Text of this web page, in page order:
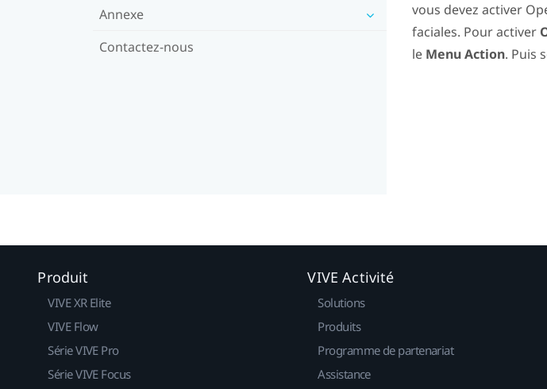
Annexe
Contactez-nous
vous devez activer
faciales. Pour activer
le Menu Action. Puis
Produit
VIVE XR Elite
VIVE Flow
Série VIVE Pro
Série VIVE Focus
VIVE Activité
Solutions
Produits
Programme de partenariat
Assistance